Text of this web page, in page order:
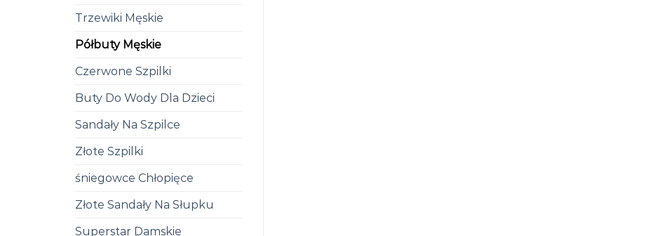
Trzewiki Męskie
Półbuty Męskie
Czerwone Szpilki
Buty Do Wody Dla Dzieci
Sandały Na Szpilce
Złote Szpilki
śniegowce Chłopięce
Złote Sandały Na Słupku
Superstar Damskie